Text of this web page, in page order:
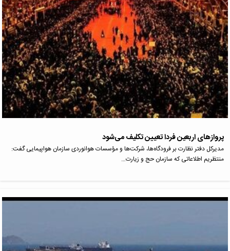
پروازهای اربعین‌ فردا تعیین‌ تکلیف می‌شود
مدیرکل دفتر نظارت بر فرودگاه‌ها، شرکت‌ها و مؤسسات هوانوردی سازمان هواپیمایی گفت:
منتظریم اطلاعاتی که سازمان حج و زیارت…